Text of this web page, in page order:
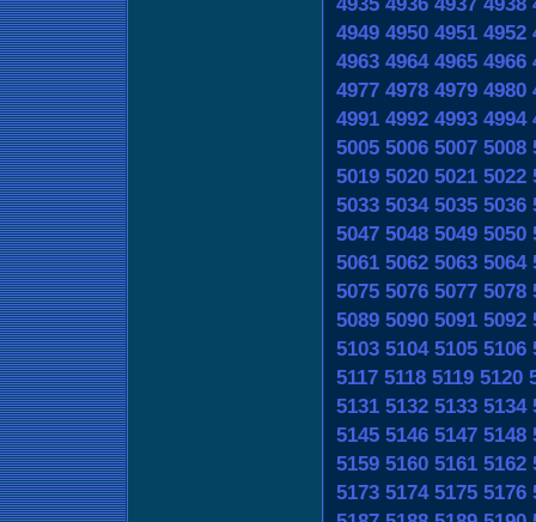
4949 4950 4951 4952
4963 4964 4965 4966
4977 4978 4979 4980
4991 4992 4993 4994
5005 5006 5007 5008
5019 5020 5021 5022
5033 5034 5035 5036
5047 5048 5049 5050
5061 5062 5063 5064
5075 5076 5077 5078
5089 5090 5091 5092
5103 5104 5105 5106
5117 5118 5119 5120
5131 5132 5133 5134
5145 5146 5147 5148
5159 5160 5161 5162
5173 5174 5175 5176